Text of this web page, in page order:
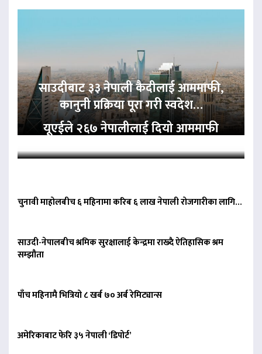
साउदीबाट ३३ नेपाली कैदीलाई आममाफी,
कानुनी प्रक्रिया पूरा गरी स्वदेश…
यूएईले २६७ नेपालीलाई दियो आममाफी
चुनावी माहोलबीच ६ महिनामा करिब ६ लाख नेपाली रोजगारीका लागि…
साउदी-नेपालबीच श्रमिक सुरक्षालाई केन्द्रमा राख्दै ऐतिहासिक श्रम
सम्झौता
पाँच महिनामै भित्रियो ८ खर्ब ७० अर्ब रेमिट्यान्स
अमेरिकाबाट फेरि ३५ नेपाली ‘डिपोर्ट’